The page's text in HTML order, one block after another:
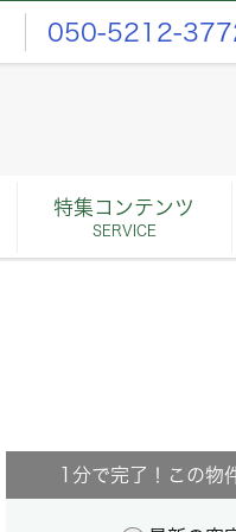
050-5212-
特集コンテンツ
SERVICE
1分で完了！この物